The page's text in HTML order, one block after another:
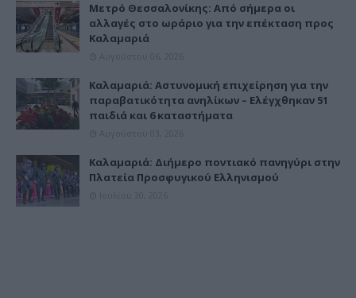
Μετρό Θεσσαλονίκης: Από σήμερα οι
αλλαγές στο ωράριο για την επέκταση προς
Καλαμαριά
Καλαμαριά: Αστυνομική επιχείρηση για την
παραβατικότητα ανηλίκων – Ελέγχθηκαν 51
παιδιά και 6 καταστήματα
Καλαμαριά: Διήμερο ποντιακό πανηγύρι στην
Πλατεία Προσφυγικού Ελληνισμού